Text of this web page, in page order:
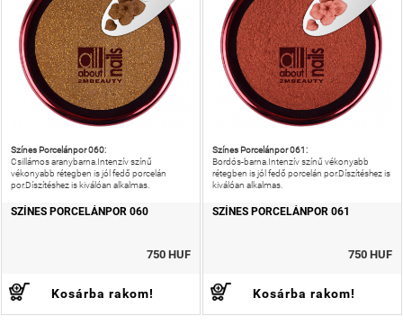
Színes Porcelánpor 060:
Csillámos aranybarna.Intenzív színű
vékonyabb rétegben is jól fedő porcelán
por.Díszítéshez is kiválóan alkalmas.
SZÍNES PORCELÁNPOR 060
750 HUF
Kosárba rakom!
Színes Porcelánpor 061:
Bordós-barna.Intenzív színű vékonyabb
rétegben is jól fedő porcelán por.Díszítéshez is
kiválóan alkalmas.
SZÍNES PORCELÁNPOR 061
750 HUF
Kosárba rakom!